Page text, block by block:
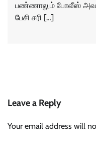
பண்ணாலும் போலீஸ்
பேசி சரி […]
Leave a Reply
Your email address will